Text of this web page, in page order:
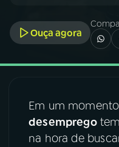
04PROGRAMAS
Ouça agora
Em um
desemprego
na hora de